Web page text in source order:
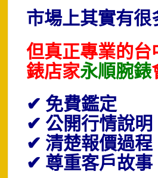
市場上其實有很
但真正專業的台
錶店家永順腕錶
✔ 免費鑑定
✔ 公開行情說明
✔ 清楚報價過程
✔ 尊重客戶故事